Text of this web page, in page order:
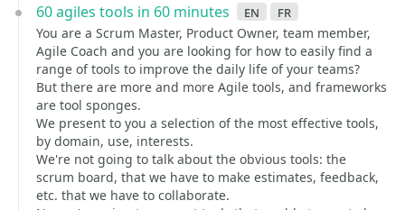
60 agiles tools in 60 minutes en fr
You are a Scrum Master, Product Owner, team member,
Agile Coach and you are looking for how to easily find a
range of tools to improve the daily life of your teams?
But there are more and more Agile tools, and frameworks
are tool sponges.
We present to you a selection of the most effective tools,
by domain, use, interests.
We're not going to talk about the obvious tools: the
scrum board, that we have to make estimates, feedback,
etc. that we have to collaborate.